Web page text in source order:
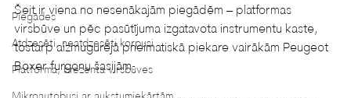
Piegādes
Atdzesēti, neatdzesēti korpusi
Platforma, brezenta virsbūves
Šeit ir viena no nesenākajām piegādēm – platformas
virsbūve un pēc pasūtījuma izgatavota instrumentu kaste,
tostarp aizmugurējā pneimatiskā piekare vairākām Peugeot
Boxer furgonu šasijām.